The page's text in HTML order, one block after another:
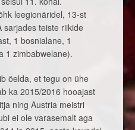
leegionäridel, 13-st
sarjades teiste riikide
1 bosnialane, 1
1 zimbabwelane).
öelda, et tegu on ühe
ka 2015/2016 hooajast
ning Austria meistri
ei ole varasemalt aga